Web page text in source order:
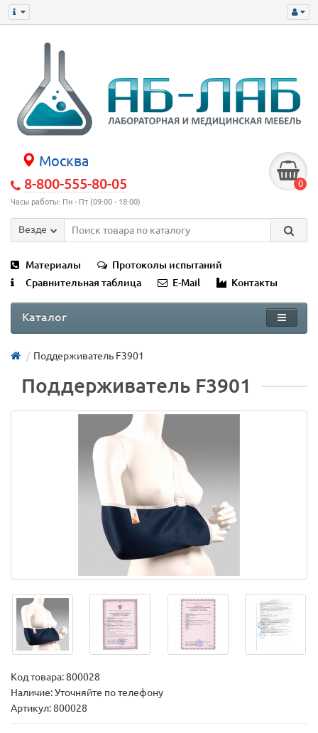
Москва
8-800-555-80-05
Часы работы: Пн - Пт (09:00 - 18:00)
0
Везде
Материалы
Протоколы испытаний
Сравнительная таблица
E-Mail Контакты
Каталог
Поддерживатель F3901
Поддерживатель F3901
Код товара:800028
Наличие: Уточняйте по телефону
Артикул: 800028